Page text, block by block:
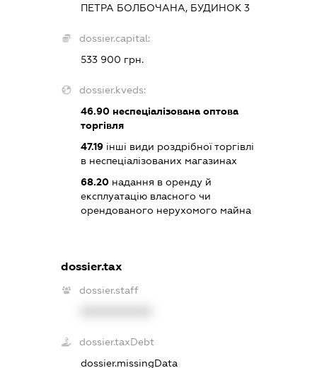
ПЕТРА БОЛБОЧАНА, БУДИНОК 3
dossier.capital:
533 900 грн.
dossier.kveds:
46.90неспеціалізована оптова
торгівля
47.19інші види роздрібної торгівлі
в неспеціалізованих магазинах
68.20надання в оренду й
експлуатацію власного чи
орендованого нерухомого майна
dossier.tax
dossier.staff
dossier.taxDebt
dossier.missingData